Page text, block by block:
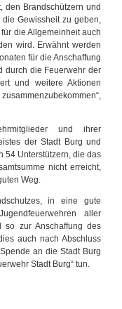
den Brandschützern und
Gewissheit zu geben,
die Allgemeinheit auch
wird. Erwähnt werden
für die Anschaffung
durch die Feuerwehr der
und weitere Aktionen
und ihrer
der Stadt Burg und
54 Unterstützern, die das
nicht erreicht,
Weg.
in eine gute
aller
so zur Anschaffung des
auch nach Abschluss
an die Stadt Burg
Stadt Burg“ tun.